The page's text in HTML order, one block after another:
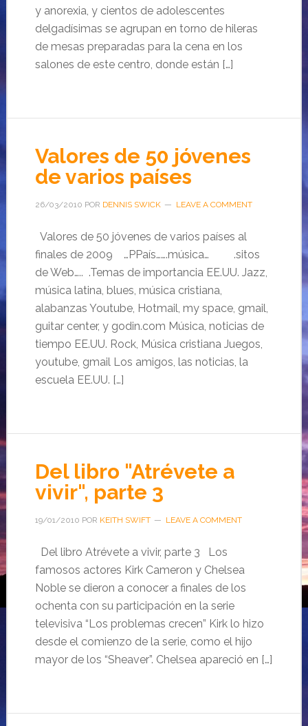
y anorexia, y cientos de adolescentes
delgadísimas se agrupan en torno de hileras
de mesas preparadas para la cena en los
salones de este centro, donde están […]
Valores de 50 jóvenes
de varios países
26/03/2010 POR DENNIS SWICK LEAVE A COMMENT
Valores de 50 jóvenes de varios países al
finales de 2009 …PPaís…….música… .sitos
de Web….. .Temas de importancia EE.UU. Jazz,
música latina, blues, música cristiana,
alabanzas Youtube, Hotmail, my space, gmail,
guitar center, y godin.com Música, noticias de
tiempo EE.UU. Rock, Música cristiana Juegos,
youtube, gmail Los amigos, las noticias, la
escuela EE.UU. […]
Del libro "Atrévete a
vivir", parte 3
19/01/2010 POR KEITH SWIFT LEAVE A COMMENT
Del libro Atrévete a vivir, parte 3 Los
famosos actores Kirk Cameron y Chelsea
Noble se dieron a conocer a finales de los
ochenta con su participación en la serie
televisiva “Los problemas crecen” Kirk lo hizo
desde el comienzo de la serie, como el hijo
mayor de los “Sheaver”. Chelsea apareció en […]